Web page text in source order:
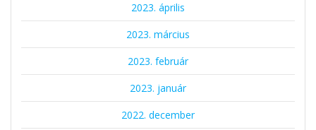
2023. április
2023. március
2023. február
2023. január
2022. december